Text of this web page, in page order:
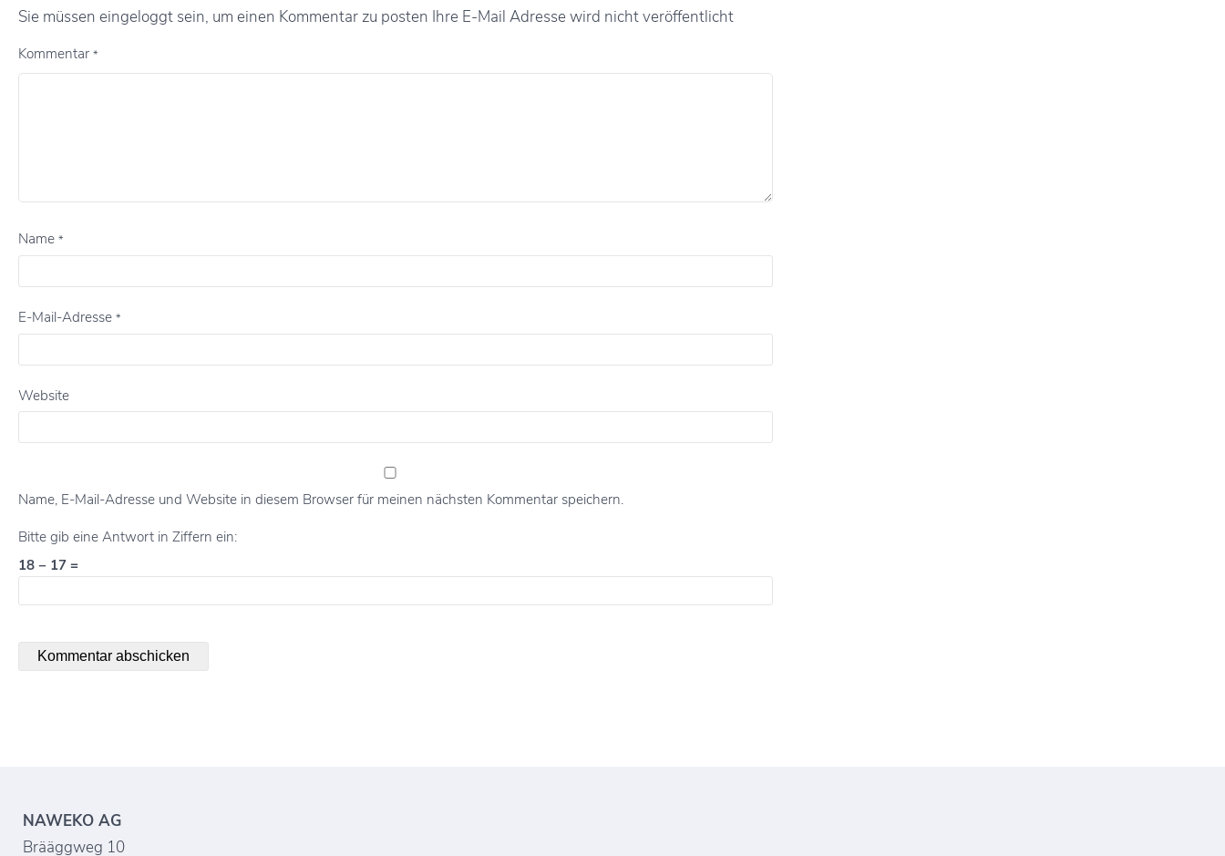
Sie müssen eingeloggt sein, um einen Kommentar zu posten Ihre E-Mail Adresse wird nicht veröffentlicht
Kommentar *
Name *
E-Mail-Adresse *
Website
Name, E-Mail-Adresse und Website in diesem Browser für meinen nächsten Kommentar speichern.
Bitte gib eine Antwort in Ziffern ein:
18 − 17 =
NAWEKO AG
Brääggweg 10